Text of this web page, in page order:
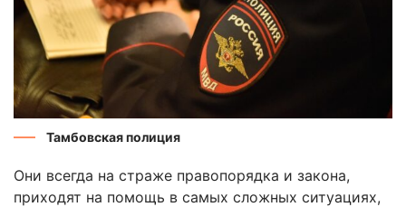
Тамбовская полиция
Они всегда на страже правопорядка и закона,
приходят на помощь в самых сложных ситуациях,